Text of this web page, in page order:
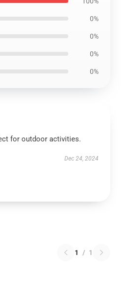
0%
0%
0%
0%
for outdoor activities.
Dec 24, 2024
1 / 1